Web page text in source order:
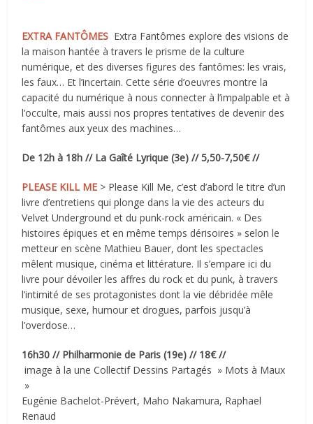
EXTRA FANTÔMES Extra Fantômes explore des visions de
la maison hantée à travers le prisme de la culture
numérique, et des diverses figures des fantômes: les vrais,
les faux… Et l’incertain. Cette série d’oeuvres montre la
capacité du numérique à nous connecter à l’impalpable et à
l’occulte, mais aussi nos propres tentatives de devenir des
fantômes aux yeux des machines…
De 12h à 18h // La Gaîté Lyrique (3e) // 5,50-7,50€ //
PLEASE KILL ME > Please Kill Me, c’est d’abord le titre d’un
livre d’entretiens qui plonge dans la vie des acteurs du
Velvet Underground et du punk-rock américain. « Des
histoires épiques et en même temps dérisoires » selon le
metteur en scène Mathieu Bauer, dont les spectacles
mêlent musique, cinéma et littérature. Il s’empare ici du
livre pour dévoiler les affres du rock et du punk, à travers
l’intimité de ses protagonistes dont la vie débridée mêle
musique, sexe, humour et drogues, parfois jusqu’à
l’overdose…
16h30 // Philharmonie de Paris (19e) // 18€ //
image à la uneCollectif Dessins Partagés » Mots à Maux
»
Eugénie Bachelot-Prévert, Maho Nakamura, Raphael
Renaud